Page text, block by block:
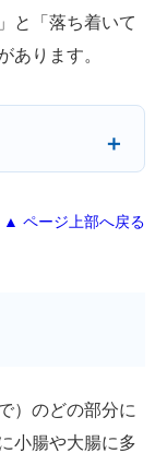
と「落ち着いて
あります。
▲ ページ上部へ戻る
）のどの部分に
小腸や大腸に多